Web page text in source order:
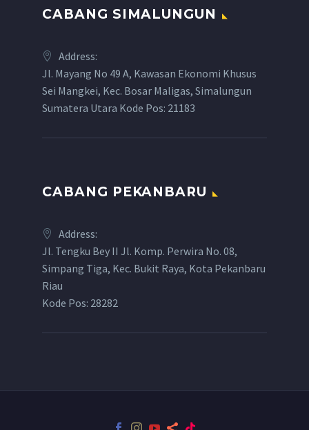
CABANG SIMALUNGUN
Address:
Jl. Mayang No 49 A, Kawasan Ekonomi Khusus
Sei Mangkei, Kec. Bosar Maligas, Simalungun
Sumatera Utara Kode Pos: 21183
CABANG PEKANBARU
Address:
Jl. Tengku Bey II Jl. Komp. Perwira No. 08,
Simpang Tiga, Kec. Bukit Raya, Kota Pekanbaru
Riau
Kode Pos: 28282